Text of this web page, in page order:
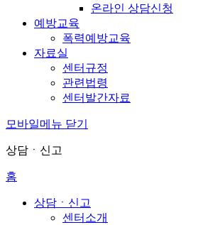
온라인 상담신청
예방교육
폭력예방교육
자료실
센터규정
관련법령
센터발간자료
모바일메뉴 닫기
상담ㆍ신고
홈
상담ㆍ신고
센터소개